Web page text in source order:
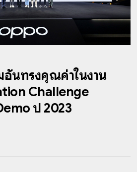
นทรงคุณค่าในงาน
Challenge
ปี 2023